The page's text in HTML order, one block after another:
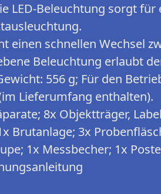
LED-Beleuchtung sorgt für
einen schnellen Wechsel
Beleuchtung erlaubt
556 g; Für den
Lieferumfang enthalten).
8x Objektträger,
Brutanlage; 3x
1x Messbecher; 1x